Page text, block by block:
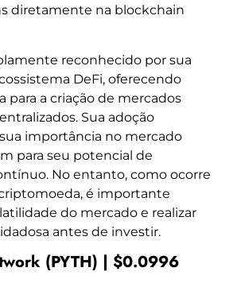
diretamente na blockchain
reconhecido por sua
DeFi, oferecendo
para a criação de mercados
Sua adoção
importância no mercado
para seu potencial de
No entanto, como ocorre
é importante
do mercado e realizar
antes de investir.
(PYTH) | $0.0996